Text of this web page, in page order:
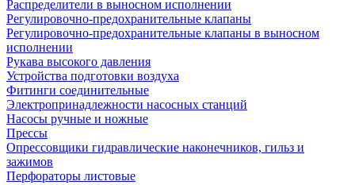
Распределители в выносном исполнении
Регулировочно-предохранительные клапаны
Регулировочно-предохранительные клапаны в выносном
исполнении
Рукава высокого давления
Устройства подготовки воздуха
Фитинги соединительные
Электропринадлежности насосных станций
Насосы ручные и ножные
Прессы
Опрессовщики гидравлические наконечников, гильз и
зажимов
Перфораторы листовые